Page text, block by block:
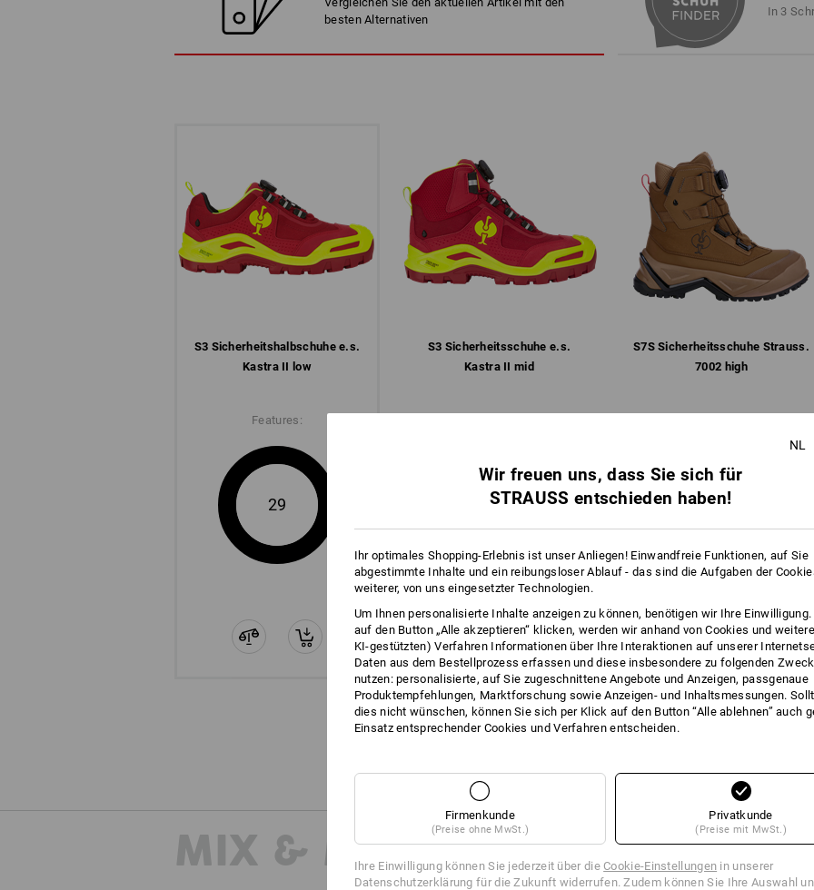
atmungsaktives Mesh-
lederfreie Ausstattung
kein Eindringen von Schmutz
Gewicht: ca.
770 Gramm bei Größe
Atmungsaktive Schuhe
speichern die Feuchtigkeit.
Feuchtigkeit vom Fuß weg nach
atmungsaktive Schuh-Membran, die
transportiert. Das Prinzip
Prinzip Atmungsaktivität greifen.
Klicken Sie auf den Button
besten Alternativen
In 3
S3 Sicherheits­halbschuhe e.s.
Kastra II low
Features:
29
S3 Sicherheits­schuhe e.s.
Kastra II mid
S7S Sicherheits­schuhe Strauss.​
7002 high
28 22
Alle Details vergleichen
MIX & MATCH
NL
Wir freuen uns, dass Sie sich für
STRAUSS entschieden haben!
Ihr optimales Shopping-Erlebnis ist unser Anliegen! Einwandfreie Funktionen, auf Sie
abgestimmte Inhalte und ein reibungsloser Ablauf - das sind die Aufgaben der
weiterer, von uns eingesetzter Technologien.
Um Ihnen personalisierte Inhalte anzeigen zu können, benötigen wir Ihre Einwilligung.
auf den Button „Alle akzeptieren“ klicken, werden wir anhand von Cookies und
KI-gestützten) Verfahren Informationen über Ihre Interaktionen auf unserer
Daten aus dem Bestellprozess erfassen und diese insbesondere zu folgenden
nutzen: personalisierte, auf Sie zugeschnittene Angebote und Anzeigen, passgenaue
Produktempfehlungen, Marktforschung sowie Anzeigen- und Inhaltsmessungen.
dies nicht wünschen, können Sie sich per Klick auf den Button “Alle ablehnen” auch
Einsatz entsprechender Cookies und Verfahren entscheiden.
Firmenkunde
(Preise ohne MwSt.)
Privatkunde
(Preise mit MwSt.)
Ihre Einwilligung können Sie jederzeit über dieCookie-Einstellungen in unserer
Datenschutzerklärung für die Zukunft widerrufen. Zudem können Sie Ihre Auswahl